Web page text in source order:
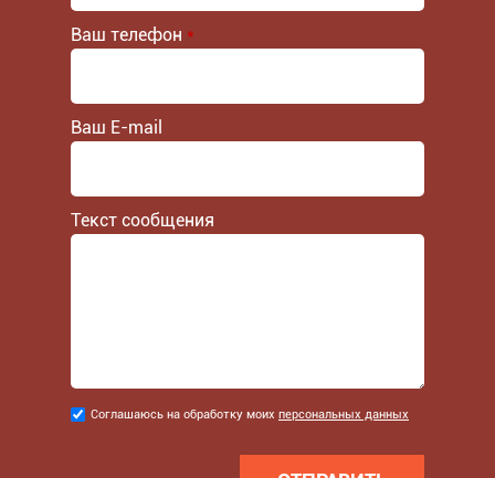
Ваш телефон *
Ваш E-mail
Текст сообщения
Соглашаюсь
Соглашаюсь на обработку моих персональных данных